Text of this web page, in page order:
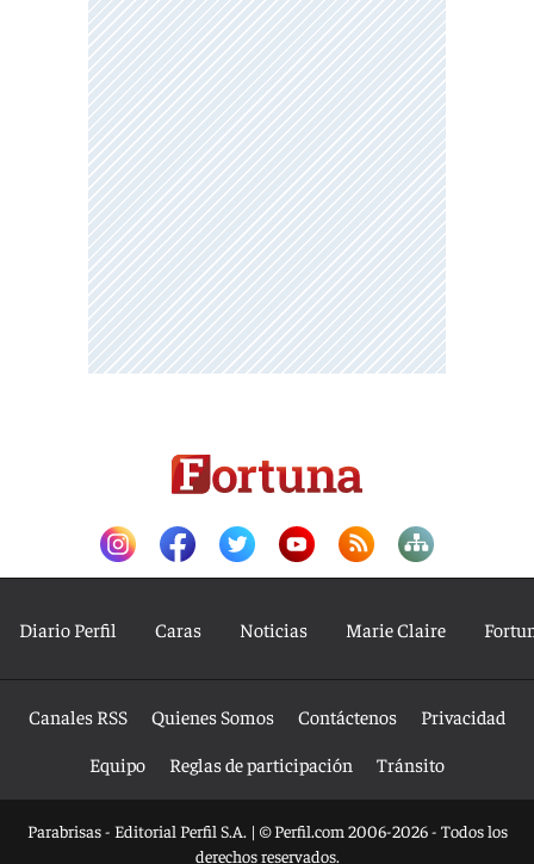
Diario Perfil Caras Noticias Marie Claire
Canales RSS Quienes Somos Contáctenos
Privacidad
Equipo
Reglas de participación Tránsito
Parabrisas - Editorial Perfil S.A. | © Perfil.com 2006-2026 - Todos los
derechos reservados.